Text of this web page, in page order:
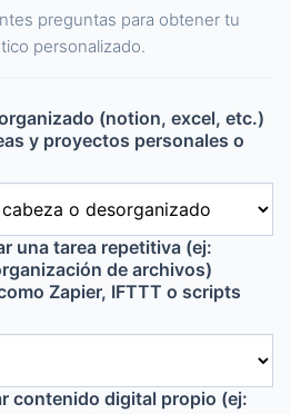
preguntas para obtener tu
personalizado.
(notion, excel, etc.)
y proyectos personales o
una tarea repetitiva (ej:
de archivos)
Zapier, IFTTT o scripts
contenido digital propio (ej: